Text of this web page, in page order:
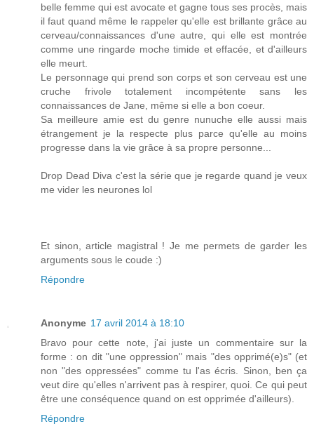
belle femme qui est avocate et gagne tous ses procès, mais
il faut quand même le rappeler qu'elle est brillante grâce au
cerveau/connaissances d'une autre, qui elle est montrée
comme une ringarde moche timide et effacée, et d'ailleurs
elle meurt.
Le personnage qui prend son corps et son cerveau est une
cruche frivole totalement incompétente sans les
connaissances de Jane, même si elle a bon coeur.
Sa meilleure amie est du genre nunuche elle aussi mais
étrangement je la respecte plus parce qu'elle au moins
progresse dans la vie grâce à sa propre personne...
Drop Dead Diva c'est la série que je regarde quand je veux
me vider les neurones lol
Et sinon, article magistral ! Je me permets de garder les
arguments sous le coude :)
Répondre
Anonyme 17 avril 2014 à 18:10
Bravo pour cette note, j'ai juste un commentaire sur la
forme : on dit "une oppression" mais "des opprimé(e)s" (et
non "des oppressées" comme tu l'as écris. Sinon, ben ça
veut dire qu'elles n'arrivent pas à respirer, quoi. Ce qui peut
être une conséquence quand on est opprimée d'ailleurs).
Répondre